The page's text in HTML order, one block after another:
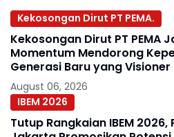
Kekosongan Dirut PT PEMA.
Kekosongan Dirut PT PEMA
Momentum Mendorong
Generasi Baru yang Visioner
August 06, 2026
IBEM 2026
Tutup Rangkaian IBEM 2026,